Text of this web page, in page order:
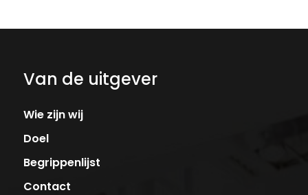
Van de uitgever
Wie zijn wij
Doel
Begrippenlijst
Contact